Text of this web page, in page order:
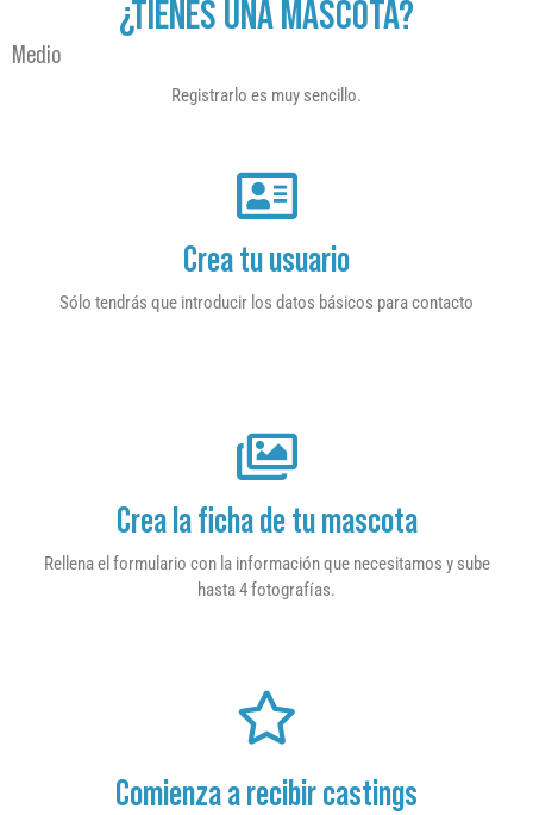
¿TIENES UNA MASCOTA?
Medio
Registrarlo es muy sencillo.
Crea tu usuario
Sólo tendrás que introducir los datos básicos para contacto
Crea la ficha de tu mascota
Rellena el formulario con la información que necesitamos y sube
hasta 4 fotografías.
Comienza a recibir castings